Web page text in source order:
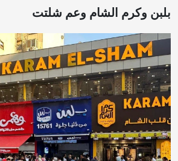
بلبن وكرم الشام وعم شلتت